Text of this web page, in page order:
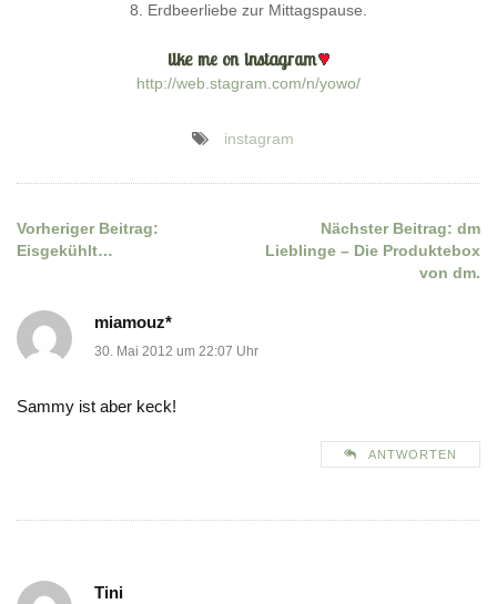
8. Erdbeerliebe zur Mittagspause.
http://web.stagram.com/n/yowo/
instagram
Beitragsnavigation
Vorheriger Beitrag:
Eisgekühlt…
Nächster Beitrag: dm
Lieblinge – Die Produktebox
von dm.
miamouz*
30. Mai 2012 um 22:07 Uhr
Sammy ist aber keck!
ANTWORTEN
Tini